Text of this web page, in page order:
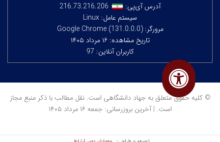
آدرس آی‌پی:
216.73.216.206
سیستم عامل: Linux
مرورگر: Google Chrome (131.0.0.0)
تاریخ مشاهده: ۱۶ مرداد ۱۴۰۵
کاربران آنلاین: 97
© کلیه حقوق متعلق به جهاد دانشگاهی است. نقل مطالب با ذکر منبع مجاز
است. | آخرین بروزرسانی: جمعه ۱۶ مرداد ۱۴۰۵